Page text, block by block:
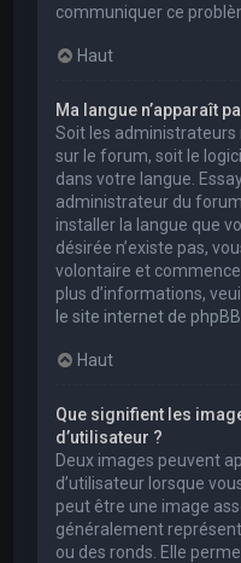
communiquer ce
Haut
Ma langue n’apparaît
Soit les administrateurs
sur le forum, soit le
dans votre langue.
administrateur du forum
installer la langue que
désirée n’existe pas,
volontaire et
plus d’informations,
le site internet de phpBB
Haut
Que signifient les
d’utilisateur ?
Deux images peuvent
d’utilisateur lorsque
peut être une image
généralement
ou des ronds. Elle